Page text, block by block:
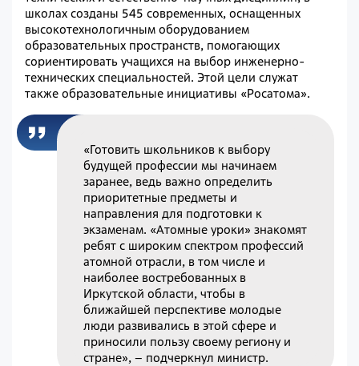
школах созданы 545 современных, оснащенных
высокотехнологичным оборудованием
образовательных пространств, помогающих
сориентировать учащихся на выбор инженерно-
технических специальностей. Этой цели служат
также образовательные инициативы «Росатома».
«Готовить школьников к выбору
будущей профессии мы начинаем
заранее, ведь важно определить
приоритетные предметы и
направления для подготовки к
экзаменам. «Атомные уроки» знакомят
ребят с широким спектром профессий
атомной отрасли, в том числе и
наиболее востребованных в
Иркутской области, чтобы в
ближайшей перспективе молодые
люди развивались в этой сфере и
приносили пользу своему региону и
стране», – подчеркнул министр.